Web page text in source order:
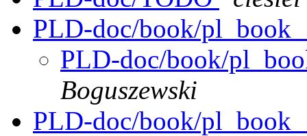
PLD-doc/book/
PLD-doc/book/
Boguszewski
PLD-doc/book/